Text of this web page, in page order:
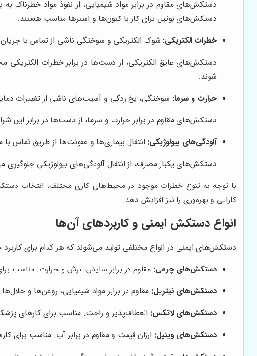
دستکش‌های مقاوم در برابر مواد شیمیایی، از نفوذ مواد خطرناک
دستکش‌های بوتیل برای کار با کتون‌ها و استرها مناسب هستند.
خطرات الکتریکی: شوک الکتریکی و سوختگی ناشی از تماس با
دستکش‌های عایق الکتریکی، از دست‌ها در برابر خطرات الکتریکی
شوند.
حرارت و سرما: سوختگی، یخ زدگی و آسیب‌های ناشی از تغییرات
دستکش‌های مقاوم در برابر حرارت و سرما، از دست‌ها در برابر
آلودگی‌های بیولوژیکی: انتقال بیماری‌ها و عفونت‌ها از طریق تماس با
دستکش‌های یکبار مصرف، از انتقال آلودگی‌های بیولوژیکی جلوگیری
با توجه به تنوع خطرات موجود در محیط‌های کاری مختلف، انتخاب
کارایی و بهره‌وری را نیز افزایش دهد.
انواع دستکش ایمنی و کاربردهای آن‌ها
دستکش‌های ایمنی در انواع مختلفی تولید می‌شوند که هر کدام برای
دستکش‌های چرمی: مقاوم در برابر سایش، برش و حرارت. مناسب
دستکش‌های نیتریل: مقاوم در برابر مواد شیمیایی، روغن‌ها و
دستکش‌های لاتکس: انعطاف‌پذیر و راحت. مناسب برای کارهای
دستکش‌های وینیل: ارزان قیمت و مقاوم در برابر آب. مناسب برای